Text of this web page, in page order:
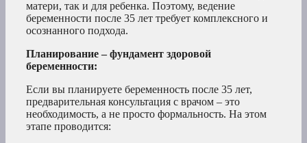
матери, так и для ребенка. Поэтому, ведение
беременности после 35 лет требует комплексного и
осознанного подхода.
Планирование – фундамент здоровой
беременности:
Если вы планируете беременность после 35 лет,
предварительная консультация с врачом – это
необходимость, а не просто формальность. На этом
этапе проводится: